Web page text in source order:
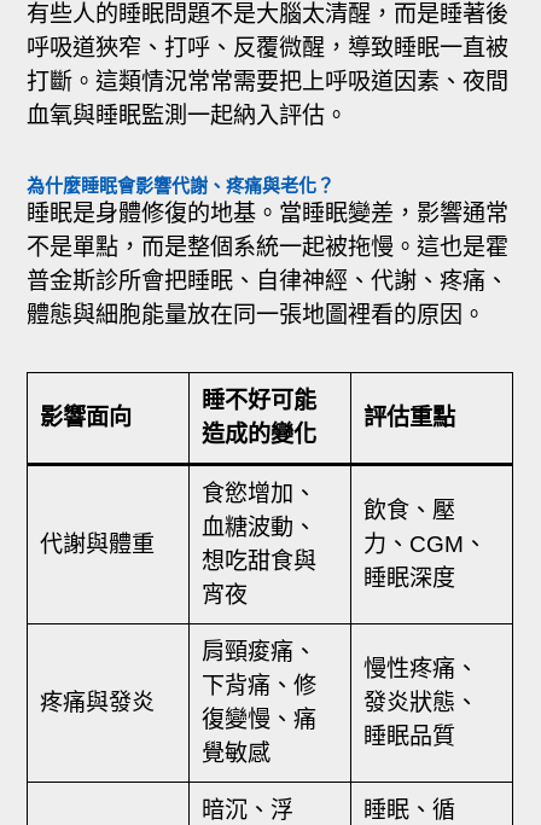
有些人的睡眠問題不是大腦太清醒，而是睡著後
呼吸道狹窄、打呼、反覆微醒，導致睡眠一直被
打斷。這類情況常常需要把上呼吸道因素、夜間
血氧與睡眠監測一起納入評估。
為什麼睡眠會影響代謝、疼痛與老化？
睡眠是身體修復的地基。當睡眠變差，影響通常
不是單點，而是整個系統一起被拖慢。這也是霍
普金斯診所會把睡眠、自律神經、代謝、疼痛、
體態與細胞能量放在同一張地圖裡看的原因。
影響面向
睡不好可能
造成的變化
評估重點
代謝與體重
食慾增加、
血糖波動、
想吃甜食與
宵夜
飲食、壓
力、CGM、
睡眠深度
疼痛與發炎
肩頸痠痛、
下背痛、修
復變慢、痛
覺敏感
慢性疼痛、
發炎狀態、
睡眠品質
暗沉、浮
睡眠、循